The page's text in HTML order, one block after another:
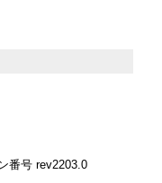
番号 rev2203.0